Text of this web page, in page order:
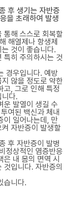
후 생기는 자반증
을 초래하여 발생
통해 스스로 회복할
해열제나 항생제
것이 좋습니다.
특히 주의하시는 것
경우입니다. 예방
않을 정도로 약한
고, 그로 인해 특정
다.
운 발열이 생길 수
여된 백신과 체내
이 일어나는데, 만
자반증이 발생할
후 자반증이 발병
정상적인 염증반응
내 몸의 면역 시
입니다. 자반증의
습니다.